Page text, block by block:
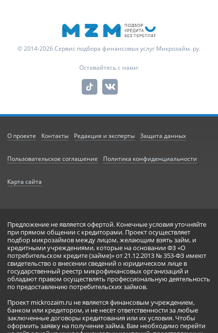
© 2014-2026 Сервис подбора финансовых услуг Микрозайм. ру.
Оставайтесь с нами:
О проекте Контакты Редакция и эксперты Защита данных
Пользовательское соглашение Политика конфиденциальности
Карта сайта
Предложение не является офертой. Конечные условия уточняйте
при прямом общении с кредиторами. Проект осуществляет
подбор микрозаймов между лицом, желающим взять займ, и
кредитными учреждениями, которые на основании ФЗ «О
потребительском кредите (займе)» от 21.12.2013 № 353-ФЗ имеют
свидетельство о внесении сведений о юридическом лице в
государственный реестр микрофинансовых организаций и
обладают правом осуществлять профессиональную деятельность
по предоставлению потребительских займов.
Проект mickrozaim.ru не является финансовым учреждением,
банком или кредитором, и не несёт ответственности за любые
заключенные договоры кредитования или их условия. Чтобы
оформить заявку на получение займа, Вам необходимо перейти